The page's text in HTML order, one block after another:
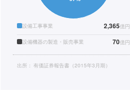
設備工事事業 2,365億円
設備機器の製造・販売事業 70億円
出所： 有価証券報告書（2015年3月期）